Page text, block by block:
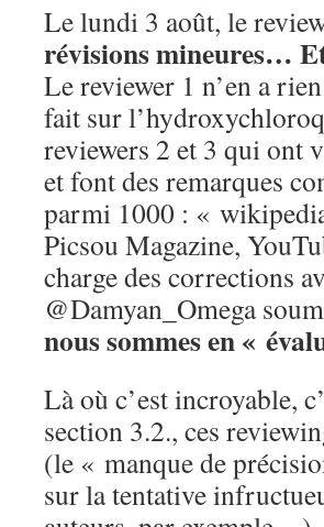
Le lundi 3 août, le
révisions mineures…
Le reviewer 1 n’en a
fait sur
reviewers 2 et 3 qui ont
et font des remarques
parmi 1000 : «
Picsou Magazine,
charge des corrections
@Damyan_Omega
nous sommes en «
Là où c’est incroyable,
section 3.2., ces
(le « manque de
sur la tentative